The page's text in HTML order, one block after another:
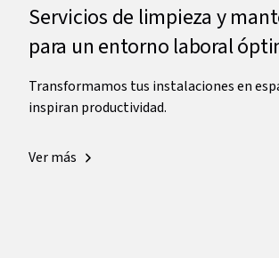
Servicios de limpieza y
para un entorno laboral
Transformamos tus instalaciones en
inspiran productividad.
Ver más